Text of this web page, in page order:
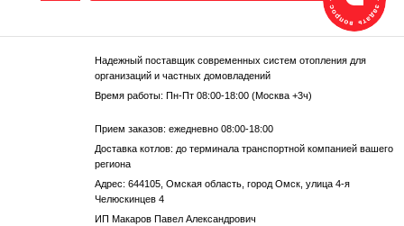
Надежный поставщик современных систем отопления для
организаций и частных домовладений
Время работы: Пн-Пт 08:00-18:00 (Москва +3ч)
Прием заказов: ежедневно 08:00-18:00
Доставка котлов: до терминала транспортной компанией вашего
региона
Адрес: 644105, Омская область, город Омск, улица 4-я
Челюскинцев 4
ИП Макаров Павел Александрович